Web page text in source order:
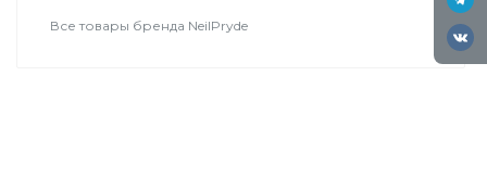
Все товары бренда NeilPryde